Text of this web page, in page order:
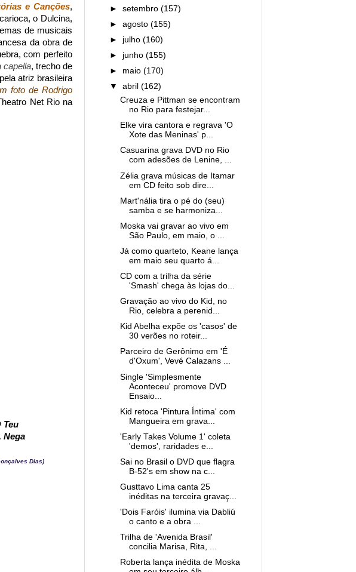
e Canções,
o Dulcina,
de musicais
da obra de
com perfeito
capella, trecho de
atriz brasileira
foto de Rodrigo
Net Rio na
Teu
Nega
Dias)
►setembro(157)
►agosto(155)
► julho(160)
► junho(155)
► maio(170)
▼abril(162)
Creuza e Pittman se encontram
no Rio para festejar...
Elke vira cantora e regrava 'O
Xote das Meninas' p...
Casuarina grava DVD no Rio
com adesões de Lenine, ...
Zélia grava músicas de Itamar
em CD feito sob dire...
Mart'nália tira o pé do (seu)
samba e se harmoniza...
Moska vai gravar ao vivo em
São Paulo, em maio, o ...
Já como quarteto, Keane lança
em maio seu quarto á...
CD com a trilha da série
'Smash' chega às lojas do...
Gravação ao vivo do Kid, no
Rio, celebra a perenid...
Kid Abelha expõe os 'casos' de
30 verões no roteir...
Parceiro de Gerônimo em 'É
d'Oxum', Vevé Calazans ...
Single 'Simplesmente
Aconteceu' promove DVD
Ensaio...
Kid retoca 'Pintura Íntima' com
Mangueira em grava...
'Early Takes Volume 1' coleta
'demos', raridades e...
Sai no Brasil o DVD que flagra
B-52's em show na c...
Gusttavo Lima canta 25
inéditas na terceira gravaç...
'Dois Faróis' ilumina via Dabliú
o canto e a obra ...
Trilha de 'Avenida Brasil'
concilia Marisa, Rita, ...
Roberta lança inédita de Moska